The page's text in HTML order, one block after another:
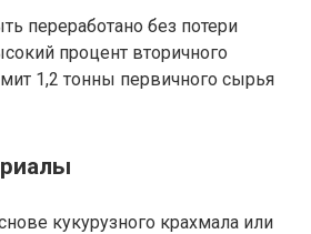
переработано без потери
процент вторичного
1,2 тонны первичного сырья
кукурузного крахмала или